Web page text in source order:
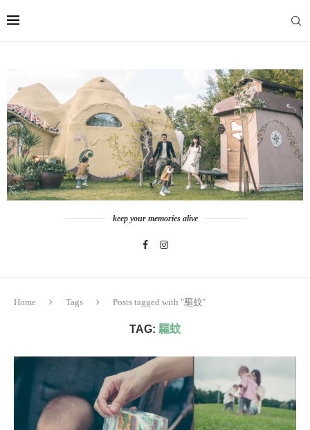
keep your memories alive
Home Tags Posts tagged with "驅蚊"
TAG: 驅蚊